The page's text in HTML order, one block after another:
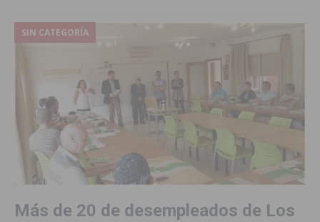
SIN CATEGORÍA
Más de 20 de desempleados de Los